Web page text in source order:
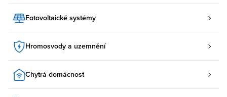
Fotovoltaické systémy
Hromosvody a uzemnění
Chytrá domácnost